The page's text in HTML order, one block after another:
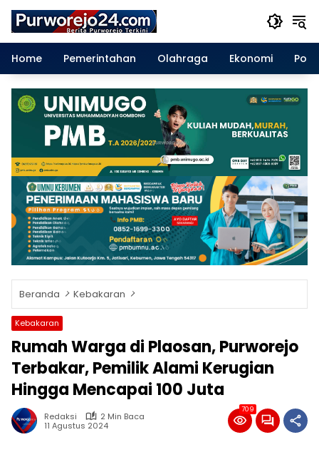
Langsung
konten
Home
Pemerintahan Olahraga Ekonomi
Beranda Kebakaran
Kebakaran
Rumah Warga di Plaosan, Purworejo
Terbakar, Pemilik Alami Kerugian
Hingga Mencapai 100 Juta
Redaksi
2 Min Baca
11 Agustus 2024
709